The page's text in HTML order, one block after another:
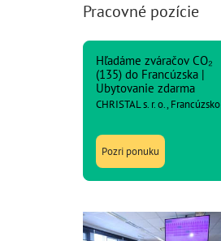
Pracovné pozície
Hľadáme zváračov CO₂
(135) do Francúzska |
Ubytovanie zdarma
CHRISTAL s. r. o., Francúzsko
Pozri ponuku